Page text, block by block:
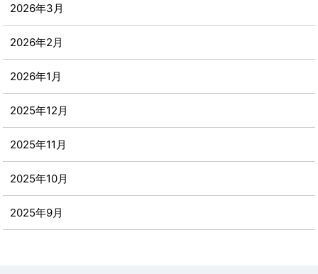
2026年3月
2026年2月
2026年1月
2025年12月
2025年11月
2025年10月
2025年9月